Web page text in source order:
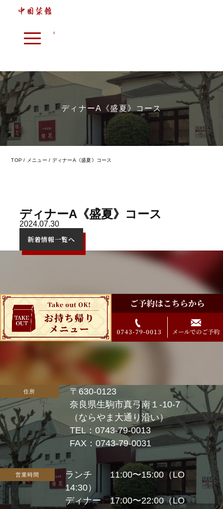
本格中華へのアプローチ
7つのこだわり
メニュー
ディナーA《盛夏》コース
TOP メニュー ディナーA《盛夏》コース
ディナーA《盛夏》コース
2024.07.30
新着情報一覧へ
住所
〒630-0123
奈良県生駒市真弓南１-10-7
（ならやま大通り沿い）
TEL：0743-79-0013
FAX：0743-79-0031
営業時間
ランチ 11:00〜15:00（LO
14:30）
ディナー 17:00〜22:00（LO